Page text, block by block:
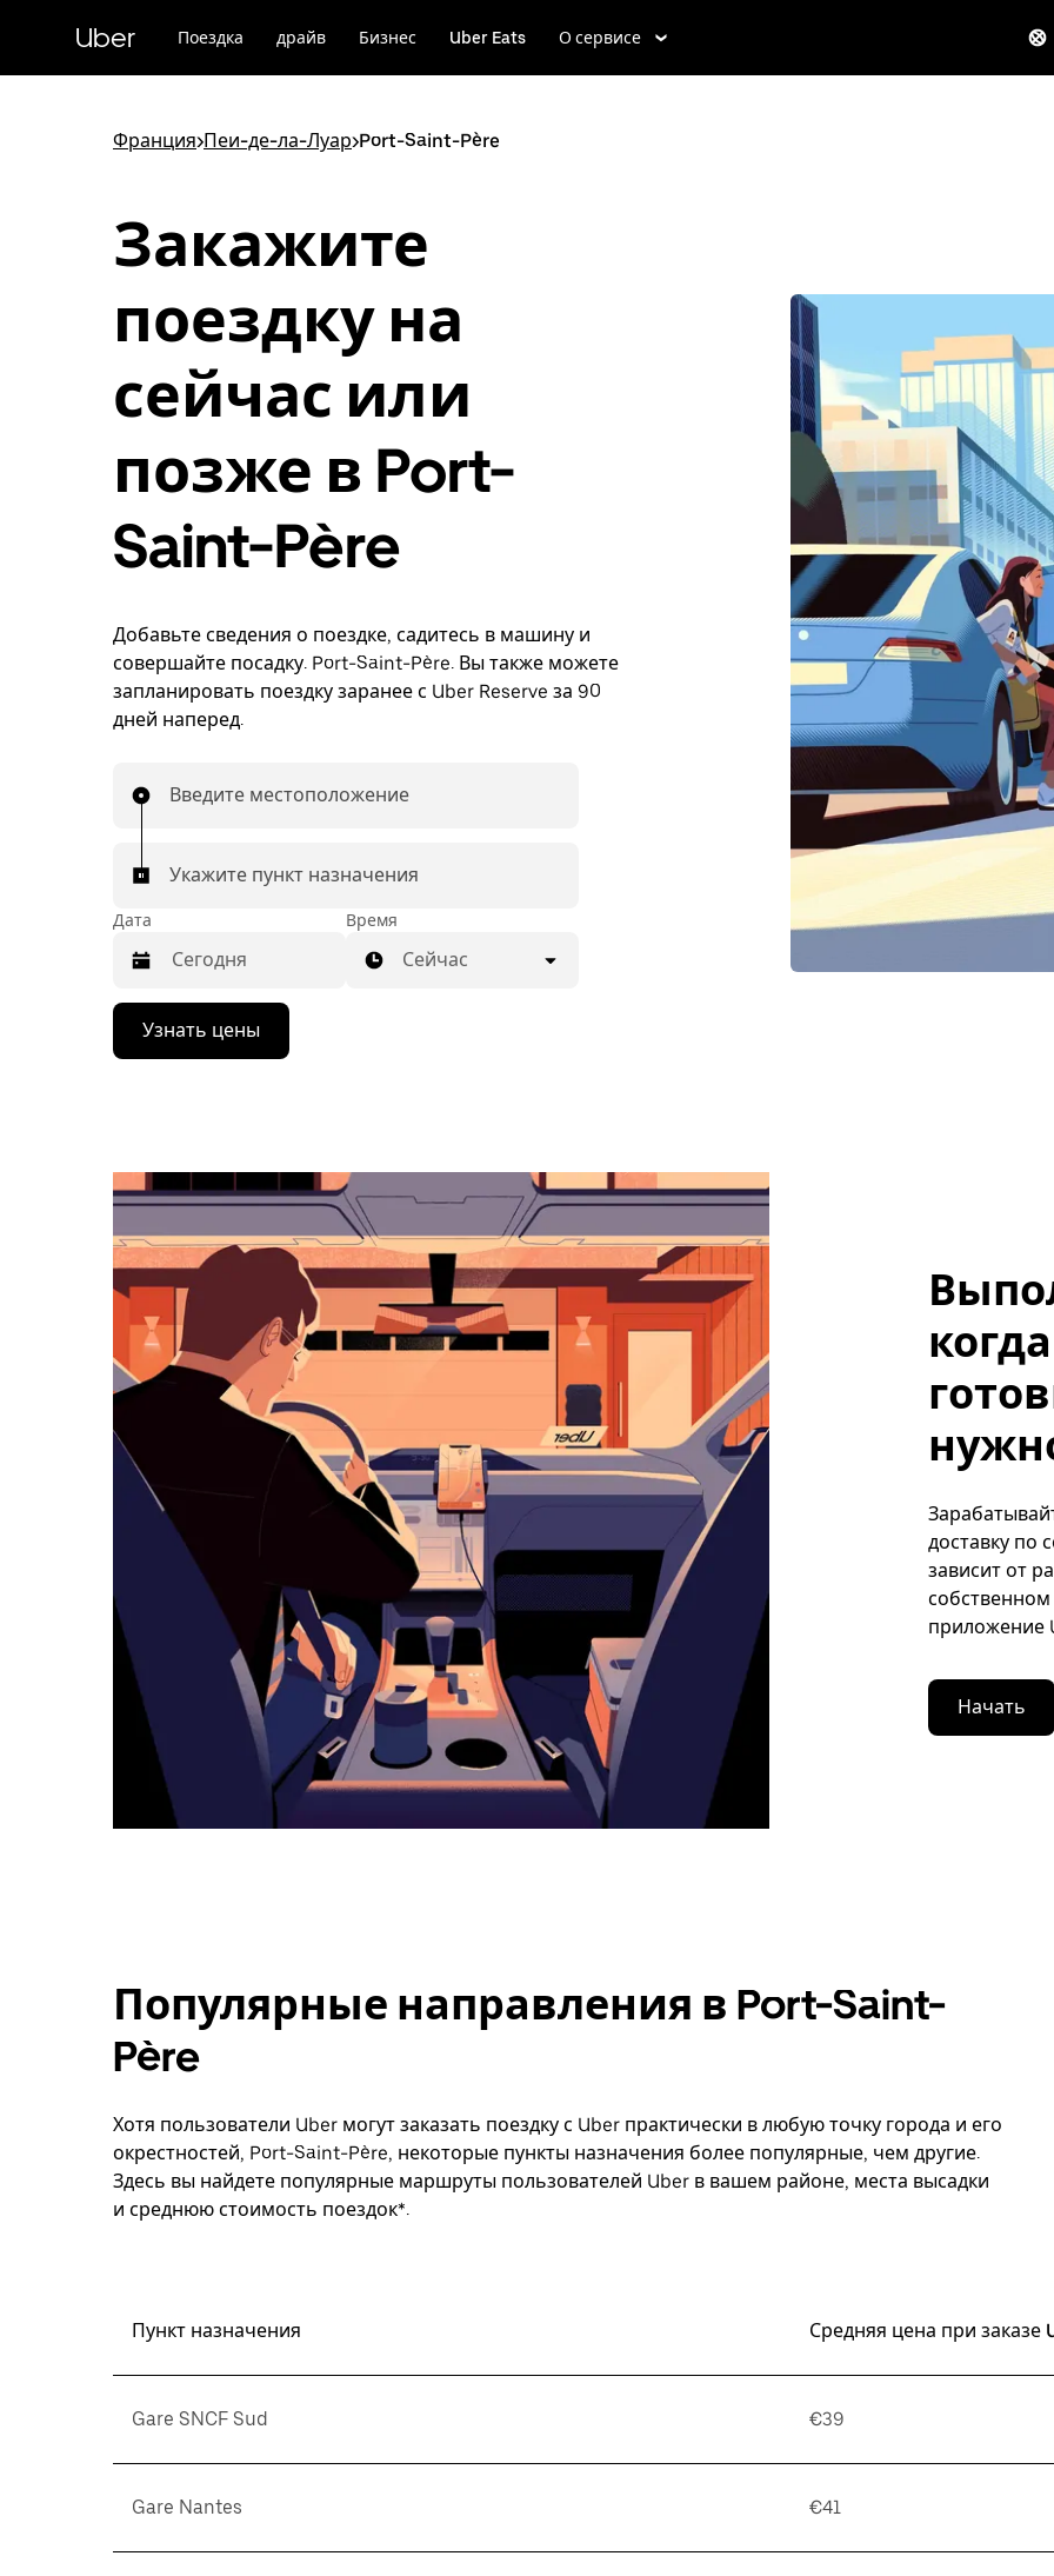
к
Uber Поездка драйв Бизнес Uber Eats О сервисе
Франция>Пеи-де-ла-Луар>Port-Saint-Père
Закажите
поездку на
сейчас или
позже в Port-
Saint-Père
Добавьте сведения о поездке, садитесь в машину и
совершайте посадку. Port-Saint-Père. Вы также можете
запланировать поездку заранее с Uber Reserve за 90
дней наперед.
Введите местоположение
Укажите пункт назначения
Дата
Нажмите
стрелку
вниз,
выбрать
дату.
закрыть
календарь,
нажмите
Esc.
Время
Сейчас
Узнать цены
доставку по
зависит от
приложение
Начать
Популярные направления в Port-Saint-
Père
Хотя пользователи Uber могут заказать поездку с Uber практически в любую точку города и его
окрестностей, Port-Saint-Père, некоторые пункты назначения более популярные, чем другие.
Здесь вы найдете популярные маршруты пользователей Uber в вашем районе, места высадки
и среднюю стоимость поездок*.
Пункт назначения Средняя цена при заказе
Gare SNCF Sud €39
Gare Nantes €41